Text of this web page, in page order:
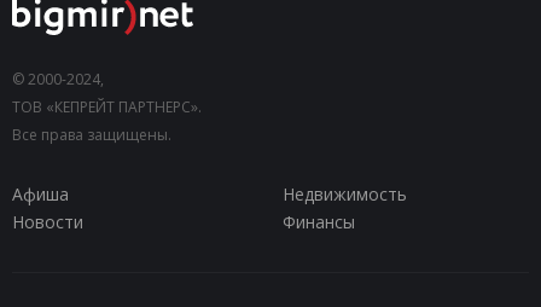
© 2000-2024,
ТОВ «КЕПРЕЙТ ПАРТНЕРС».
Все права защищены.
Афиша
Недвижимость
Новости
Финансы